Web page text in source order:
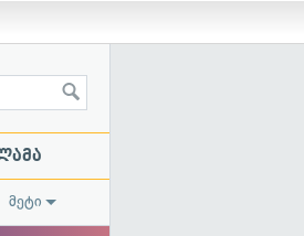
მეტი